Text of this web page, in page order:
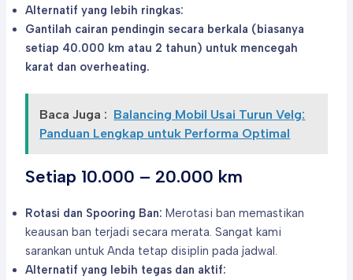
Alternatif yang lebih ringkas:
Gantilah cairan pendingin secara berkala (biasanya
setiap 40.000 km atau 2 tahun) untuk mencegah
karat dan overheating.
Baca Juga : Balancing Mobil Usai Turun Velg:
Panduan Lengkap untuk Performa Optimal
Setiap 10.000 – 20.000 km
Rotasi dan Spooring Ban: Merotasi ban memastikan
keausan ban terjadi secara merata. Sangat kami
sarankan untuk Anda tetap disiplin pada jadwal.
Alternatif yang lebih tegas dan aktif: